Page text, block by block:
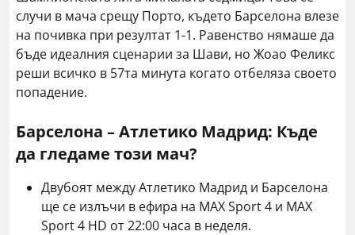
случи в мача срещу Порто, където Барселона влезе
на почивка при резултат 1-1. Равенство нямаше да
бъде идеалния сценарии за Шави, но Жоао Феликс
реши всичко в 57та минута когато отбеляза своето
попадение.
Барселона – Атлетико Мадрид: Къде
да гледаме този мач?
Двубоят между Атлетико Мадрид и Барселона
ще се излъчи в ефира на MAX Sport 4 и MAX
Sport 4 HD от 22:00 часа в неделя.